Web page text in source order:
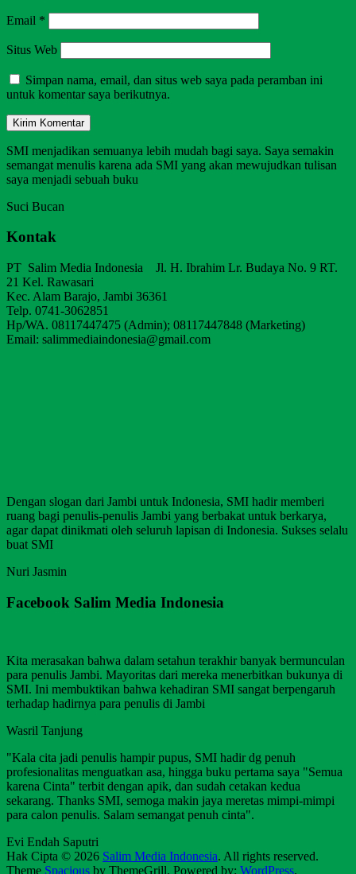
Email *
Situs Web
Simpan nama, email, dan situs web saya pada peramban ini
untuk komentar saya berikutnya.
SMI menjadikan semuanya lebih mudah bagi saya. Saya semakin
semangat menulis karena ada SMI yang akan mewujudkan tulisan
saya menjadi sebuah buku
Suci Bucan
Kontak
PT Salim Media Indonesia Jl. H. Ibrahim Lr. Budaya No. 9 RT.
21 Kel. Rawasari
Kec. Alam Barajo, Jambi 36361
Telp. 0741-3062851
Hp/WA. 08117447475 (Admin); 08117447848 (Marketing)
Email: salimmediaindonesia@gmail.com
Dengan slogan dari Jambi untuk Indonesia, SMI hadir memberi
ruang bagi penulis-penulis Jambi yang berbakat untuk berkarya,
agar dapat dinikmati oleh seluruh lapisan di Indonesia. Sukses selalu
buat SMI
Nuri Jasmin
Facebook Salim Media Indonesia
Kita merasakan bahwa dalam setahun terakhir banyak bermunculan
para penulis Jambi. Mayoritas dari mereka menerbitkan bukunya di
SMI. Ini membuktikan bahwa kehadiran SMI sangat berpengaruh
terhadap hadirnya para penulis di Jambi
Wasril Tanjung
"Kala cita jadi penulis hampir pupus, SMI hadir dg penuh
profesionalitas menguatkan asa, hingga buku pertama saya "Semua
karena Cinta" terbit dengan apik, dan sudah cetakan kedua
sekarang. Thanks SMI, semoga makin jaya meretas mimpi-mimpi
para calon penulis. Salam semangat penuh cinta".
Evi Endah Saputri
Hak Cipta © 2026 Salim Media Indonesia. All rights reserved.
Theme Spacious by ThemeGrill. Powered by: WordPress.